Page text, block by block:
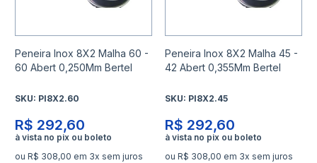
Peneira Inox 8X2 Malha 60 -
60 Abert 0,250Mm Bertel
SKU: PI8X2.60
R$ 292,60
ou R$ 308,00 em 3x sem juros
Peneira Inox 8X2 Malha 45 -
42 Abert 0,355Mm Bertel
SKU: PI8X2.45
R$ 292,60
ou R$ 308,00 em 3x sem juros